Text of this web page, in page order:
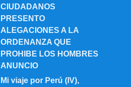
CIUDADANOS
PRESENTO
ALEGACIONES A LA
ORDENANZA QUE
PROHIBE LOS HOMBRES
ANUNCIO
Mi viaje por Perú (IV),